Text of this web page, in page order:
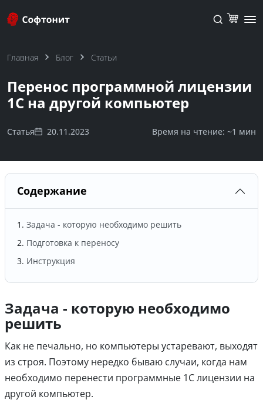
Главная Блог Статьи
Перенос программной лицензии
1С на другой компьютер
Статья 20.11.2023 Время на чтение: ~1 мин
Содержание
Задача - которую необходимо решить
Подготовка к переносу
Инструкция
Задача - которую необходимо
решить
Как не печально, но компьютеры устаревают, выходят
из строя. Поэтому нередко бываю случаи, когда нам
необходимо перенести программные 1С лицензии на
другой компьютер.